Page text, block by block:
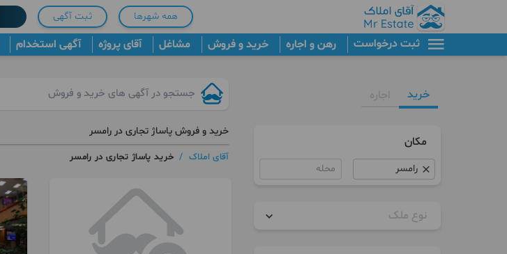
همه شهرها ثبت آگهی
ثبت درخواست رهن و اجاره خرید و فروش مشاغل آقای پروژه آگهی استخدام
خرید اجاره
مکان
محله
نوع ملک
خرید و فروش پاساژ تجاری در رامسر
آقای املاک / خرید پاساژ تجاری در رامسر